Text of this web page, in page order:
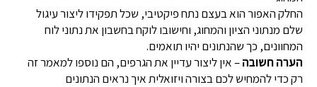
החלק האפור הוא בעצם נתח פיקטיבי, שכל תפקידו ליצור עיגול
שלם מנתוני הציון והמחוג, וחישובו לוקח בחשבון את נתוני לוח
המחוונים, כך שהנתונים יהיו תואמים.
הערה חשובה– אין ליצור עדיין את הגרפים, הם נוספו למאמר זה
רק כדי להמחיש לכם בצורה ויזואלית איך נראים הנתונים